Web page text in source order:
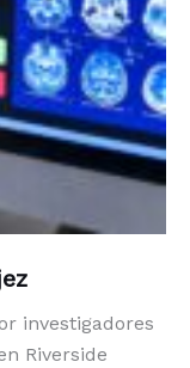
investigadores
Riverside